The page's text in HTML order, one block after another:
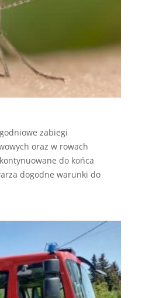
zabiegi
oraz w rowach
do końca
dogodne warunki do